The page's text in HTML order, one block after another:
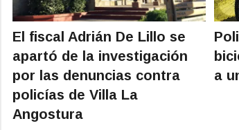
El fiscal Adrián De Lillo se
apartó de la investigación
por las denuncias contra
policías de Villa La
Angostura
a